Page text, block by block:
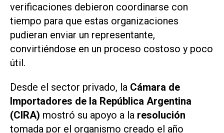
verificaciones debieron coordinarse con
tiempo para que estas organizaciones
pudieran enviar un representante,
convirtiéndose en un proceso costoso y poco
útil.
Desde el sector privado, la Cámara de
Importadores de la República Argentina
(CIRA) mostró su apoyo a la resolución
tomada por el organismo creado el año